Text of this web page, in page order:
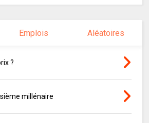
Emplois Aléatoires
?
millénaire